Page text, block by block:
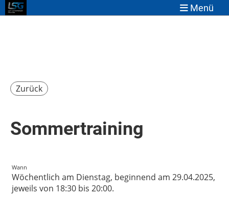
Menü
Zurück
Sommertraining
Wann
Wöchentlich am Dienstag, beginnend am 29.04.2025,
jeweils von 18:30 bis 20:00.